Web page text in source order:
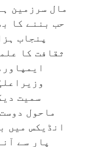
مال سرزمین
حب بننے کا
پنجاب
ثقافت کا
سمیت
ماحول
انڈیکس میں
پار سے